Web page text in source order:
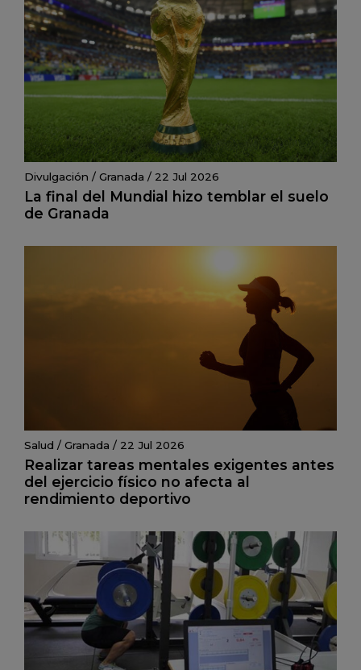
Divulgación / Granada / 22 Jul 2026
La final del Mundial hizo temblar el suelo
de Granada
Salud / Granada / 22 Jul 2026
Realizar tareas mentales exigentes antes
del ejercicio físico no afecta al
rendimiento deportivo